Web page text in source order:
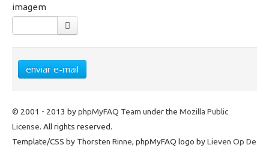
Telefonia
Office 365
Intercâmbio
Fluig
Feedz
imagem
enviar e-mail
© 2001 - 2013 byphpMyFAQ Team under the Mozilla Public
License. All rights reserved.
Template/CSS by Thorsten Rinne, phpMyFAQ logo byLieven Op De